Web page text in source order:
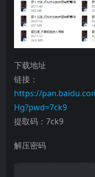
下载地址
链接：
https://
Hg?pwd=7ck9
提取码：7ck9
解压密码